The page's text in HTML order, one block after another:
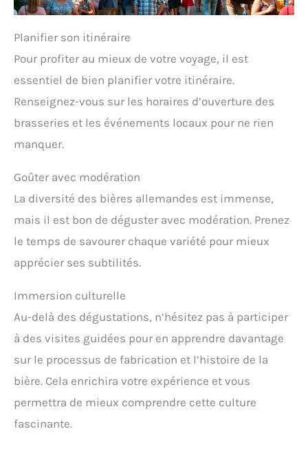
Planifier son itinéraire
Pour profiter au mieux de votre voyage, il est
essentiel de bien planifier votre itinéraire.
Renseignez-vous sur les horaires d’ouverture des
brasseries et les événements locaux pour ne rien
manquer.
Goûter avec modération
La diversité des bières allemandes est immense,
mais il est bon de déguster avec modération. Prenez
le temps de savourer chaque variété pour mieux
apprécier ses subtilités.
Immersion culturelle
Au-delà des dégustations, n’hésitez pas à participer
à des visites guidées pour en apprendre davantage
sur le processus de fabrication et l’histoire de la
bière. Cela enrichira votre expérience et vous
permettra de mieux comprendre cette culture
fascinante.